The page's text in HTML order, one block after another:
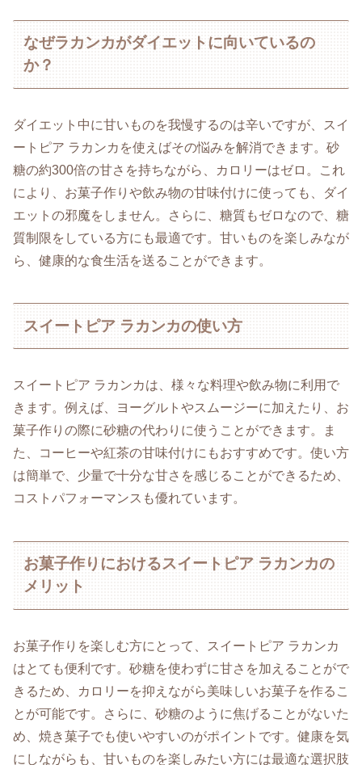
なぜラカンカがダイエットに向いているの
か？
ダイエット中に甘いものを我慢するのは辛いですが、スイ
ートピア ラカンカを使えばその悩みを解消できます。砂
糖の約300倍の甘さを持ちながら、カロリーはゼロ。これ
により、お菓子作りや飲み物の甘味付けに使っても、ダイ
エットの邪魔をしません。さらに、糖質もゼロなので、糖
質制限をしている方にも最適です。甘いものを楽しみなが
ら、健康的な食生活を送ることができます。
スイートピア ラカンカの使い方
スイートピア ラカンカは、様々な料理や飲み物に利用で
きます。例えば、ヨーグルトやスムージーに加えたり、お
菓子作りの際に砂糖の代わりに使うことができます。ま
た、コーヒーや紅茶の甘味付けにもおすすめです。使い方
は簡単で、少量で十分な甘さを感じることができるため、
コストパフォーマンスも優れています。
お菓子作りにおけるスイートピア ラカンカの
メリット
お菓子作りを楽しむ方にとって、スイートピア ラカンカ
はとても便利です。砂糖を使わずに甘さを加えることがで
きるため、カロリーを抑えながら美味しいお菓子を作るこ
とが可能です。さらに、砂糖のように焦げることがないた
め、焼き菓子でも使いやすいのがポイントです。健康を気
にしながらも、甘いものを楽しみたい方には最適な選択肢